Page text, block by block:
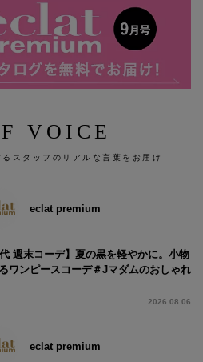
VOICE
タッフのリアルな言葉をお届け
eclat premium
代 週末コーデ】夏の黒を軽やかに。小物
ワンピースコーデ＃Jマダムのおしゃれ
2026.08.06
eclat premium